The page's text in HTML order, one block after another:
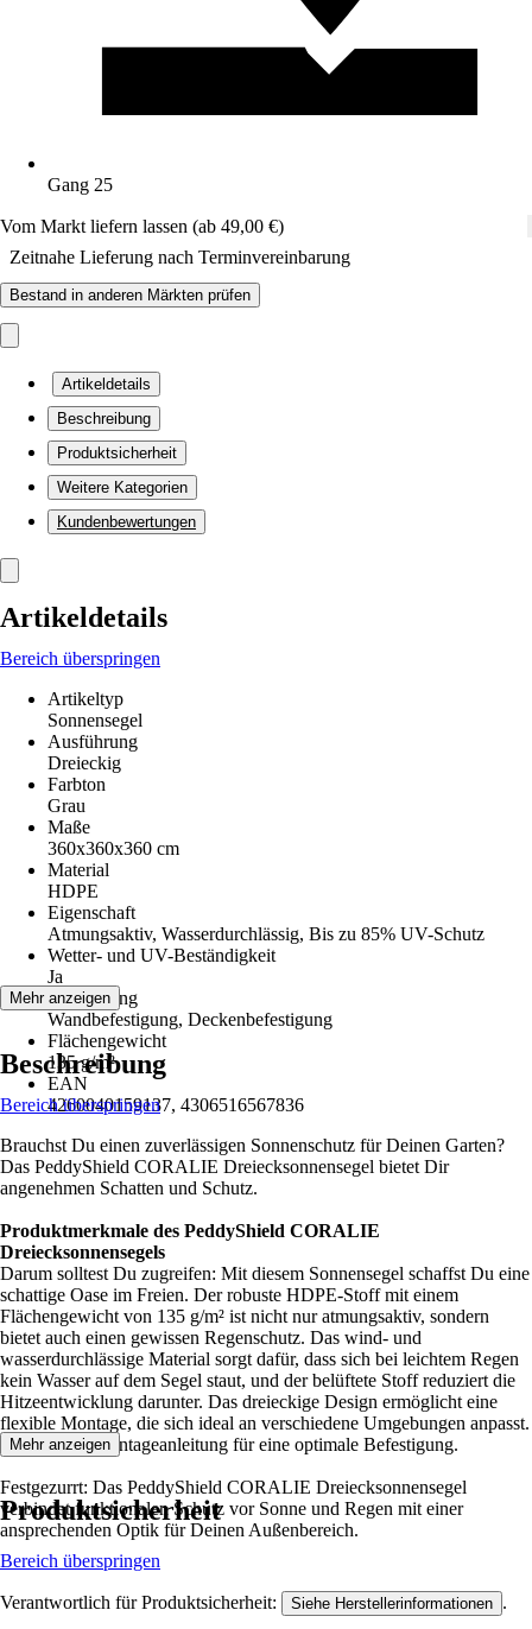
Gang 25
Vom Markt liefern lassen (ab 49,00 €)
Zeitnahe Lieferung nach Terminvereinbarung
Bestand in anderen Märkten prüfen
Artikeldetails
Beschreibung
Produktsicherheit
Weitere Kategorien
Kundenbewertungen
Artikeldetails
Bereich überspringen
Artikeltyp
Sonnensegel
Ausführung
Dreieckig
Farbton
Grau
Maße
360x360x360 cm
Material
HDPE
Eigenschaft
Atmungsaktiv, Wasserdurchlässig, Bis zu 85% UV-Schutz
Wetter- und UV-Beständigkeit
Ja
Befestigung
Wandbefestigung, Deckenbefestigung
Flächengewicht
135 g/m²
EAN
4260040159137, 4306516567836
Mehr anzeigen
Beschreibung
Bereich überspringen
Brauchst Du einen zuverlässigen Sonnenschutz für Deinen Garten?
Das PeddyShield CORALIE Dreiecksonnensegel bietet Dir
angenehmen Schatten und Schutz.
Produktmerkmale des PeddyShield CORALIE
Dreiecksonnensegels
Darum solltest Du zugreifen: Mit diesem Sonnensegel schaffst Du eine
schattige Oase im Freien. Der robuste HDPE-Stoff mit einem
Flächengewicht von 135 g/m² ist nicht nur atmungsaktiv, sondern
bietet auch einen gewissen Regenschutz. Das wind- und
wasserdurchlässige Material sorgt dafür, dass sich bei leichtem Regen
kein Wasser auf dem Segel staut, und der belüftete Stoff reduziert die
Hitzeentwicklung darunter. Das dreieckige Design ermöglicht eine
flexible Montage, die sich ideal an verschiedene Umgebungen anpasst.
Beachte die Montageanleitung für eine optimale Befestigung.
Festgezurrt: Das PeddyShield CORALIE Dreiecksonnensegel
verbindet funktionalen Schutz vor Sonne und Regen mit einer
ansprechenden Optik für Deinen Außenbereich.
Mehr anzeigen
Produktsicherheit
Bereich überspringen
Verantwortlich für Produktsicherheit: Siehe Herstellerinformationen .